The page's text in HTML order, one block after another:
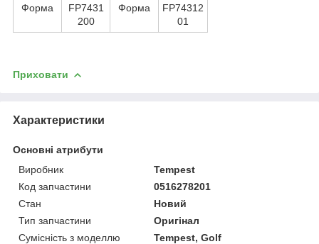
Форма
FP7431
200
Форма
FP74312
01
Приховати
Характеристики
Основні атрибути
Виробник
Tempest
Код запчастини
0516278201
Стан
Новий
Тип запчастини
Оригінал
Сумісність з моделлю
Tempest, Golf